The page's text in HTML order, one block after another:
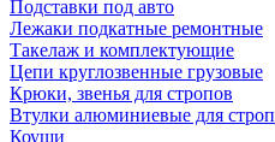
Подставки под авто
Лежаки подкатные ремонтные
Такелаж и комплектующие
Цепи круглозвенные грузовые
Крюки, звенья для стропов
Втулки алюминиевые для строп
Коуши